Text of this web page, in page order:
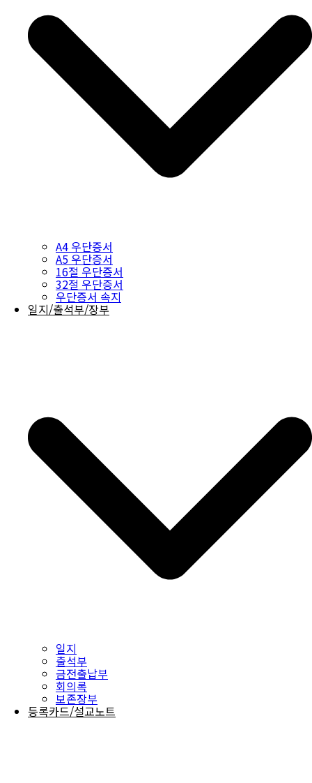
A4 우단증서
A5 우단증서
16절 우단증서
32절 우단증서
우단증서 속지
일지/출석부/장부
일지
출석부
금전출납부
회의록
보존장부
등록카드/설교노트